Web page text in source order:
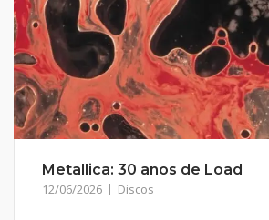
Metallica: 30 anos de Load
12/06/2026 Discos